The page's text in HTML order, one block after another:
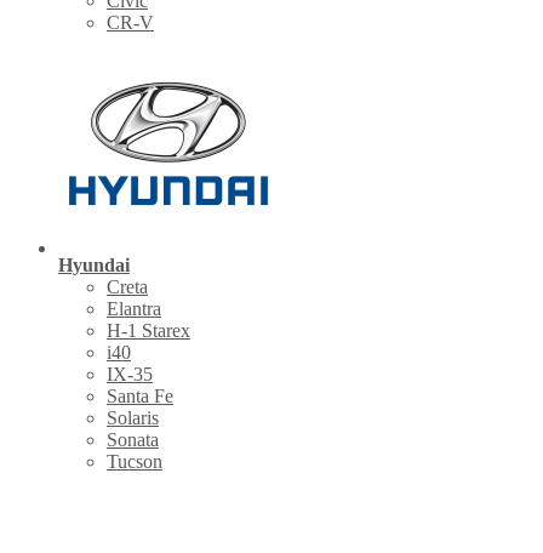
CR-V
Hyundai
Creta
Elantra
H-1 Starex
i40
IX-35
Santa Fe
Solaris
Sonata
Tucson